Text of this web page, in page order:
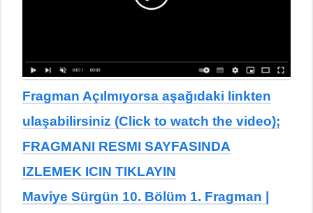
Fragman Açılmıyorsa aşağıdaki linkten
ulaşabilirsiniz (Click to watch the video);
FRAGMANI RESMI SAYFASINDA
IZLEMEK ICIN TIKLAYIN
Maviye Sürgün 10. Bölüm 1. Fragman |